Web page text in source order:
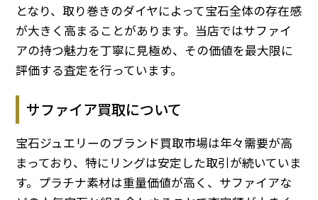
となり、取り巻きのダイヤによって宝石全体の存在感
が大きく高まることがあります。当店ではサファイ
アの持つ魅力を丁寧に見極め、その価値を最大限に
評価する査定を行っています。
サファイア買取について
宝石ジュエリーのブランド買取市場は年々需要が高
まっており、特にリングは安定した取引が続いていま
す。プラチナ素材は重量価値が高く、サファイアな